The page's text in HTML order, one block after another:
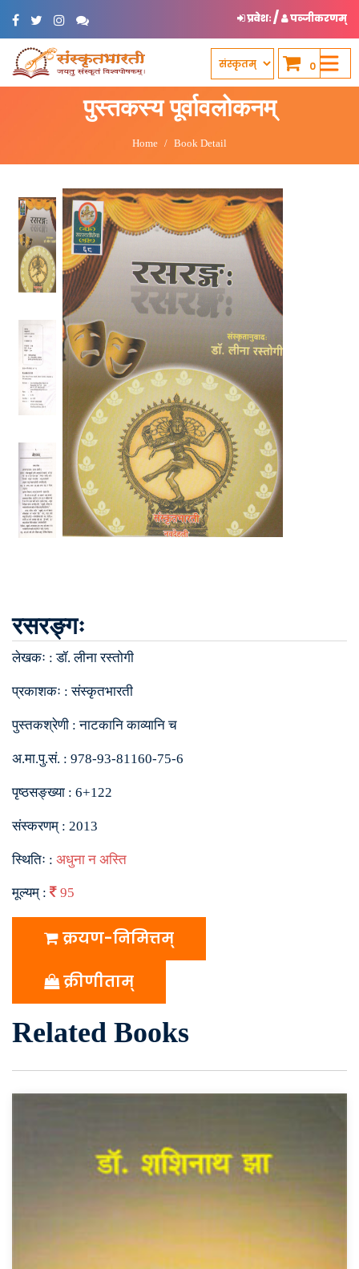
प्रवेशः/ पञ्जीकरणम्
0
पुस्तकस्य पूर्वावलोकनम्
Home Book Detail
रसरङ्गः
लेखकः :डॉ. लीना रस्तोगी
प्रकाशकः :संस्कृतभारती
पुस्तकश्रेणी :नाटकानि काव्यानि च
अ.मा.पु.सं. : 978-93-81160-75-6
पृष्ठसङ्ख्या : 6+122
संस्करणम् : 2013
स्थितिः : अधुना न अस्ति
मूल्यम् : 95
क्रयण-निमित्तम्
क्रीणीताम्
Related Books